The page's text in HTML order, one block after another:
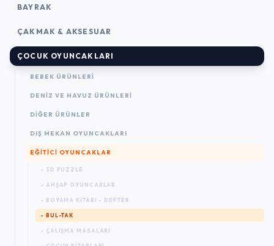
BAYRAK
ÇAKMAK & AKSESUAR
ÇOCUK OYUNCAKLARI
BEBEK ÜRÜNLERI
DENIZ VE HAVUZ ÜRÜNLERI
DIĞER ÜRÜNLER
DIŞ MEKAN OYUNCAKLARI
EĞITICI OYUNCAKLAR
- 3D PUZZLE
- AHŞAP OYUNCAKLAR
- BOYAMA KITABI - DEFTER
- BUL-TAK
- ÇALIŞMA MASALARI